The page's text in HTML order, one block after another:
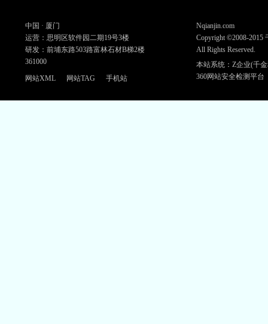
中国 · 厦门
运营：思明区软件园二期19号3楼
研发：前埔东路503路富林石材B梯2楼
361000
网站XML
网站TAG 手机站
Nqianjin.com
Copyright ©2008-2015
All Rights Reserved.
本站系统：Z企业(千
360网站安全检测平台